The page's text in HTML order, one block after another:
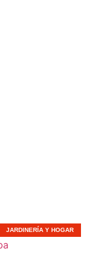
JARDINERÍA Y HOGAR